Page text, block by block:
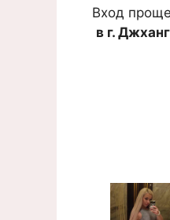
Вход проще
в г.